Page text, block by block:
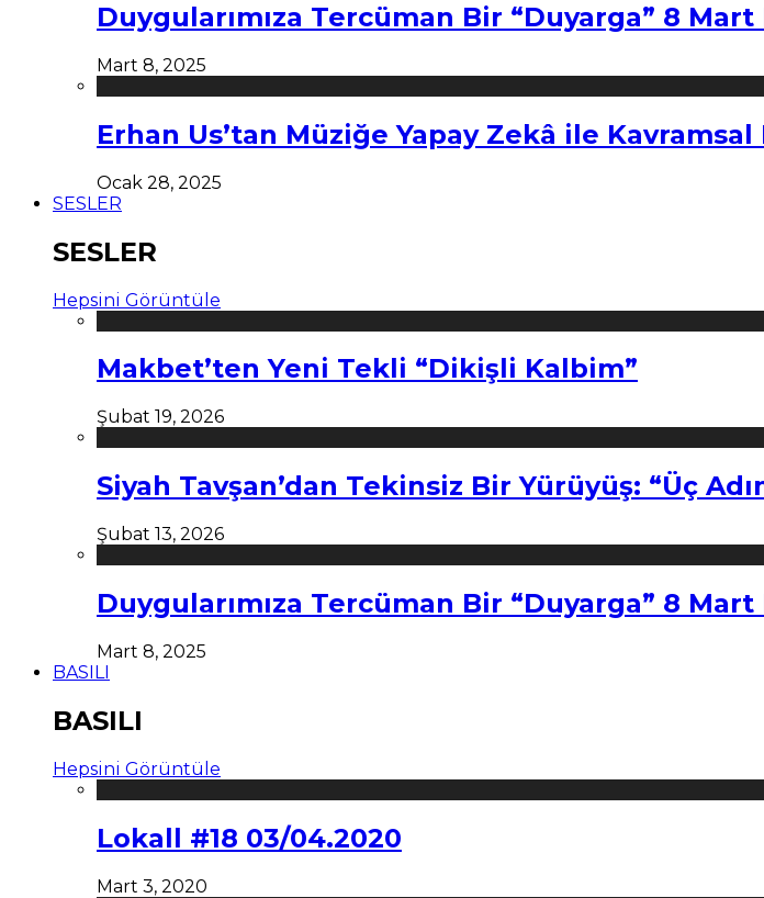
Duygularımıza Tercüman Bir “Duyarga” 8
Mart 8, 2025
Erhan Us’tan Müziğe Yapay Zekâ ile
Ocak 28, 2025
SESLER
SESLER
Hepsini Görüntüle
Makbet’ten Yeni Tekli “Dikişli Kalbim”
Şubat 19, 2026
Siyah Tavşan’dan Tekinsiz Bir Yürüyüş: “Üç
Şubat 13, 2026
Duygularımıza Tercüman Bir “Duyarga” 8
Mart 8, 2025
BASILI
BASILI
Hepsini Görüntüle
Lokall #18 03/04.2020
Mart 3, 2020